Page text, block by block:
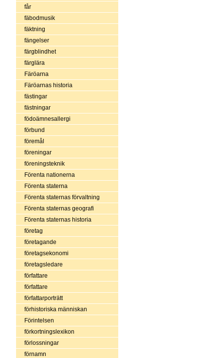
får
fäbodmusik
fäktning
fängelser
färgblindhet
färglära
Färöarna
Färöarnas historia
fästingar
fästningar
födoämnesallergi
förbund
föremål
föreningar
föreningsteknik
Förenta nationerna
Förenta staterna
Förenta staternas förvaltning
Förenta staternas geografi
Förenta staternas historia
företag
företagande
företagsekonomi
företagsledare
författare
författare
författarporträtt
förhistoriska människan
Förintelsen
förkortningslexikon
förlossningar
förnamn